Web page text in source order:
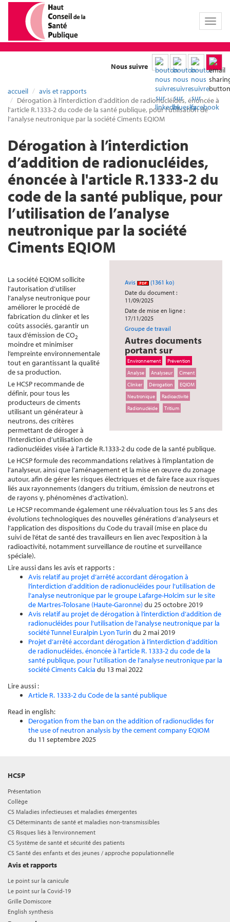
Toggle
Nous suivre
accueil
avis et rapports
Dérogation à l’interdiction d’addition de radionucléides, énoncée à
l'article R.1333-2 du code de la santé publique, pour l’utilisation de
l’analyse neutronique par la société Ciments EQIOM
Dérogation à l’interdiction
d’addition de radionucléides,
énoncée à l'article R.1333-2 du
code de la santé publique, pour
l’utilisation de l’analyse
neutronique par la société
Ciments EQIOM
Avis
(1361 ko)
Date du document :
11/09/2025
Date de mise en ligne :
17/11/2025
Groupe de travail
Autres documents
portant sur
Environnement
Prévention
Analyse
Analyseur
Ciment
Clinker
Dérogation
EQIOM
Neutronique
Radioactivité
Radionucléide
Tritium
La société EQIOM sollicite
l’autorisation d’utiliser
l’analyse neutronique pour
améliorer le procédé de
fabrication du clinker et les
coûts associés, garantir un
taux d’émission de CO2
moindre et minimiser
l’empreinte environnementale
tout en garantissant la qualité
de sa production.
Le HCSP recommande de
définir, pour tous les
producteurs de ciments
utilisant un générateur à
neutrons, des critères
permettant de déroger à
l’interdiction d’utilisation de
radionucléides visée à l’article R.1333-2 du code de la santé publique.
Le HCSP formule des recommandations relatives à l’implantation de
l’analyseur, ainsi que l’aménagement et la mise en œuvre du zonage
autour, afin de gérer les risques électriques et de faire face aux risques
liés aux rayonnements (dangers du tritium, émission de neutrons et
de rayons γ, phénomènes d’activation).
Le HCSP recommande également une réévaluation tous les 5 ans des
évolutions technologiques des nouvelles générations d’analyseurs et
l’application des dispositions du Code du travail (mise en place du
suivi de l’état de santé des travailleurs en lien avec l’exposition à la
radioactivité, notamment surveillance de routine et surveillance
spéciale).
Lire aussi dans les avis et rapports :
Avis relatif au projet d’arrêté accordant dérogation à
l’interdiction d’addition de radionucléides pour l’utilisation de
l’analyse neutronique par le groupe Lafarge-Holcim sur le site
de Martres-Tolosane (Haute-Garonne) du 25 octobre 2019
Avis relatif au projet de dérogation à l’interdiction d’addition de
radionucléides pour l’utilisation de l’analyse neutronique par la
société Tunnel Euralpin Lyon Turin du 2 mai 2019
Projet d’arrêté accordant dérogation à l’interdiction d’addition
de radionucléides, énoncée à l'article R. 1333-2 du code de la
santé publique, pour l’utilisation de l’analyse neutronique par la
société Ciments Calcia du 13 mai 2022
Lire aussi :
Article R. 1333-2 du Code de la santé publique
Read in english:
Derogation from the ban on the addition of radionuclides for
the use of neutron analysis by the cement company EQIOM
du 11 septembre 2025
HCSP
Présentation
Collège
CS Maladies infectieuses et maladies émergentes
CS Déterminants de santé et maladies non-transmissibles
CS Risques liés à l’environnement
CS Système de santé et sécurité des patients
CS Santé des enfants et des jeunes / approche populationnelle
Avis et rapports
Le point sur la canicule
Le point sur la Covid-19
Grille Domiscore
English synthesis